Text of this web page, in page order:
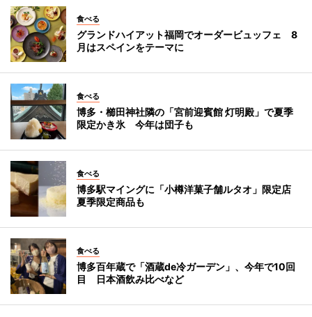
食べる
グランドハイアット福岡でオーダービュッフェ 8
月はスペインをテーマに
食べる
博多・櫛田神社隣の「宮前迎賓館 灯明殿」で夏季
限定かき氷 今年は団子も
食べる
博多駅マイングに「小樽洋菓子舗ルタオ」限定店
夏季限定商品も
食べる
博多百年蔵で「酒蔵de冷ガーデン」、今年で10回
目 日本酒飲み比べなど